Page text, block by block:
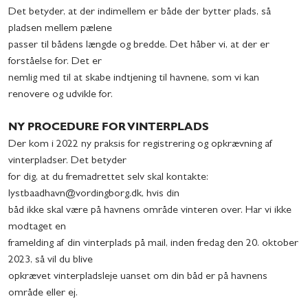
Det betyder, at der indimellem er både der bytter plads, så
pladsen mellem pælene
passer til bådens længde og bredde. Det håber vi, at der er
forståelse for. Det er
nemlig med til at skabe indtjening til havnene, som vi kan
renovere og udvikle for.
NY PROCEDURE FOR VINTERPLADS
Der kom i 2022 ny praksis for registrering og opkrævning af
vinterpladser. Det betyder
for dig, at du fremadrettet selv skal kontakte:
lystbaadhavn@vordingborg.dk, hvis din
båd ikke skal være på havnens område vinteren over. Har vi ikke
modtaget en
framelding af din vinterplads på mail, inden fredag den 20. oktober
2023, så vil du blive
opkrævet vinterpladsleje uanset om din båd er på havnens
område eller ej.